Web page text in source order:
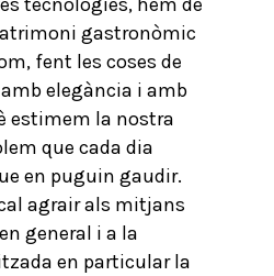
tecnologies, hem de
gastronòmic
fent les coses de
elegància i amb
estimem la nostra
que cada dia
en puguin gaudir.
agrair als mitjans
general i a la
en particular la